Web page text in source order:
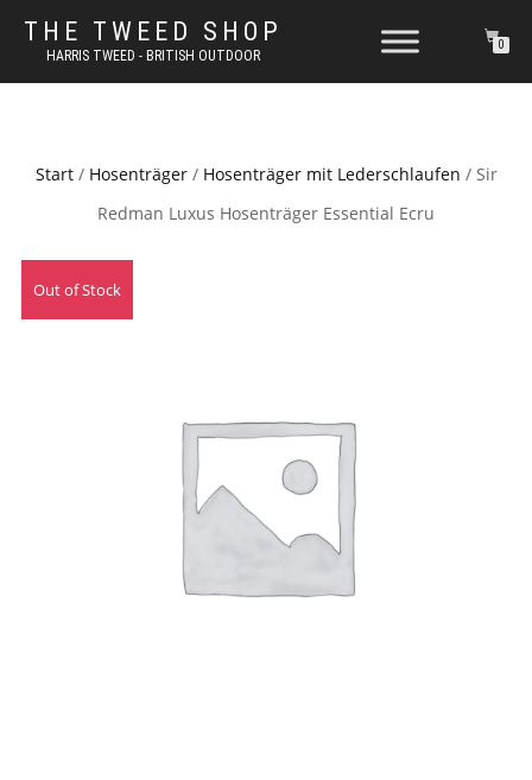
THE TWEED SHOP
HARRIS TWEED - BRITISH OUTDOOR
0
Start/ Hosenträger/ Hosenträger mit Lederschlaufen / Sir
Redman Luxus Hosenträger Essential Ecru
Out of Stock